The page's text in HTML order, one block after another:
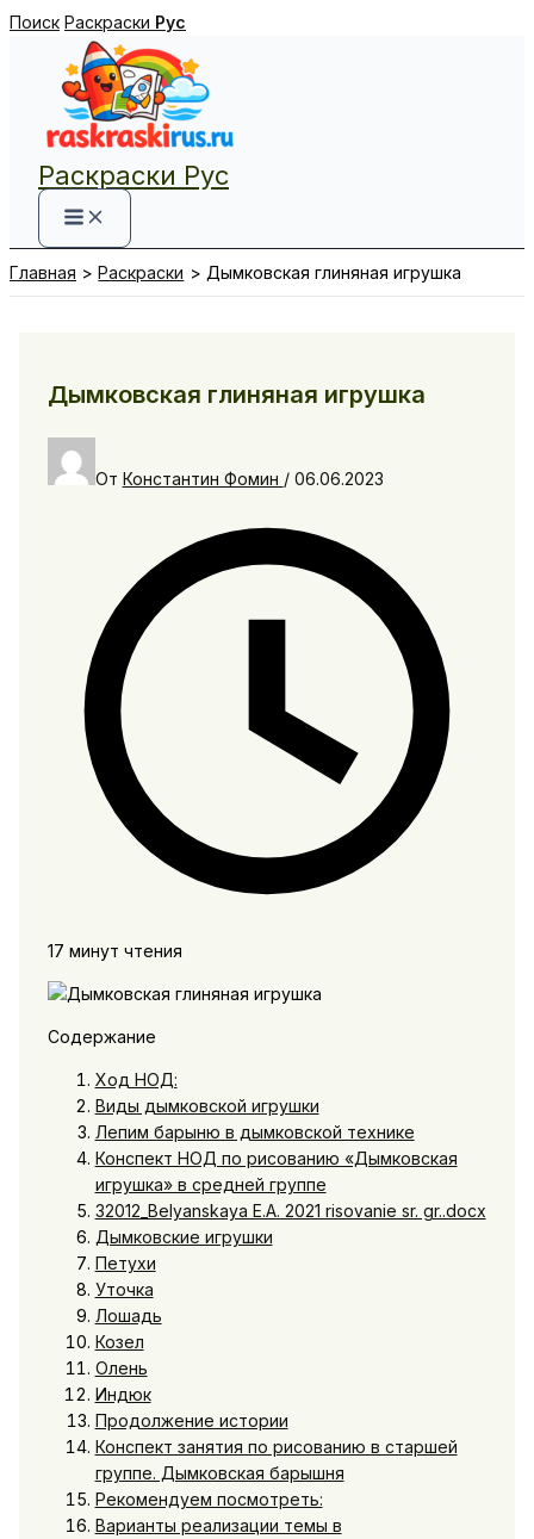
Перейти
содержимому
Поиск Раскраски Рус
Раскраски Рус
Главная Раскраски Дымковская глиняная игрушка
Дымковская глиняная игрушка
От Константин Фомин / 06.06.2023
17 минут чтения
Содержание
Ход НОД:
Виды дымковской игрушки
Лепим барыню в дымковской технике
Конспект НОД по рисованию «Дымковская
игрушка» в средней группе
32012_Belyanskaya E.A. 2021 risovanie sr. gr..docx
Дымковские игрушки
Петухи
Уточка
Лошадь
Козел
Олень
Индюк
Продолжение истории
Конспект занятия по рисованию в старшей
группе. Дымковская барышня
Рекомендуем посмотреть:
Варианты реализации темы в